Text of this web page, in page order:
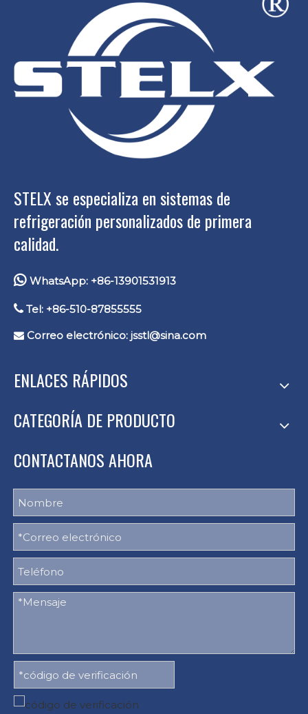
STELX se especializa en sistemas de
refrigeración personalizados de primera
calidad.
 WhatsApp: +86-13901531913
 Tel: +86-510-87855555
 Correo electrónico: jsstl@sina.com
ENLACES RÁPIDOS
CATEGORÍA DE PRODUCTO
CONTACTANOS AHORA